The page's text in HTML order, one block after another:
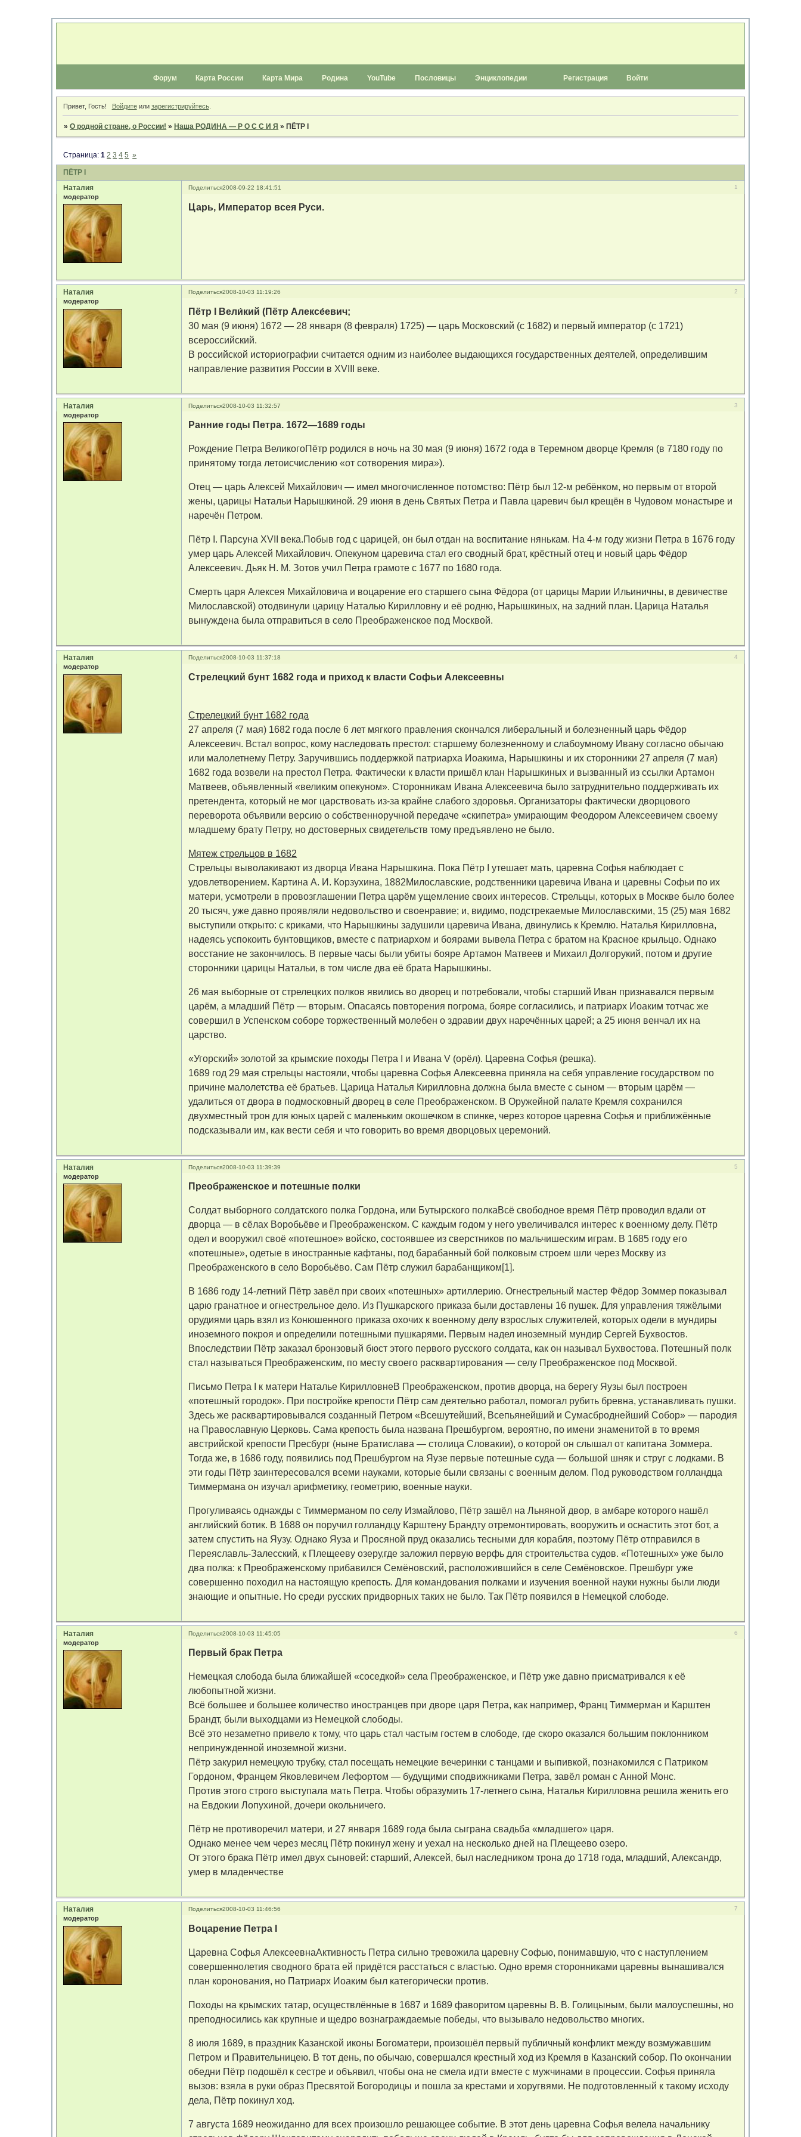
Форум Карта России Карта Мира Родина YouTube Пословицы Энциклопедии Регистрация Войти
Привет, Гость! Войдитеили зарегистрируйтесь.
»О родной стране, о России! »Наша РОДИНА — Р О С С И Я »ПЁТР I
ПЁТР I
Страница:1 2 3 4 5 »
Поделиться 1
2008-09-22 18:41:51
Наталия
модератор
Царь, Император всея Руси.
Поделиться 2
2008-10-03 11:19:26
Наталия
модератор
Пётр I Вели́кий (Пётр Алексе́евич;
30 мая (9 июня) 1672 — 28 января (8 февраля) 1725) — царь Московский (с 1682) и первый император (с 1721)
всероссийский.
В российской историографии считается одним из наиболее выдающихся государственных деятелей, определившим
направление развития России в XVIII веке.
Поделиться 3
2008-10-03 11:32:57
Наталия
модератор
Ранние годы Петра. 1672—1689 годы
Рождение Петра ВеликогоПётр родился в ночь на 30 мая (9 июня) 1672 года в Теремном дворце Кремля (в 7180 году по
принятому тогда летоисчислению «от сотворения мира»).
Отец — царь Алексей Михайлович — имел многочисленное потомство: Пётр был 12-м ребёнком, но первым от второй
жены, царицы Натальи Нарышкиной. 29 июня в день Святых Петра и Павла царевич был крещён в Чудовом монастыре и
наречён Петром.
Пётр I. Парсуна XVII века.Побыв год с царицей, он был отдан на воспитание нянькам. На 4-м году жизни Петра в 1676 году
умер царь Алексей Михайлович. Опекуном царевича стал его сводный брат, крёстный отец и новый царь Фёдор
Алексеевич. Дьяк Н. М. Зотов учил Петра грамоте с 1677 по 1680 года.
Смерть царя Алексея Михайловича и воцарение его старшего сына Фёдора (от царицы Марии Ильиничны, в девичестве
Милославской) отодвинули царицу Наталью Кирилловну и её родню, Нарышкиных, на задний план. Царица Наталья
вынуждена была отправиться в село Преображенское под Москвой.
Поделиться 4
2008-10-03 11:37:18
Наталия
модератор
Стрелецкий бунт 1682 года и приход к власти Софьи Алексеевны
Стрелецкий бунт 1682 года
27 апреля (7 мая) 1682 года после 6 лет мягкого правления скончался либеральный и болезненный царь Фёдор
Алексеевич. Встал вопрос, кому наследовать престол: старшему болезненному и слабоумному Ивану согласно обычаю
или малолетнему Петру. Заручившись поддержкой патриарха Иоакима, Нарышкины и их сторонники 27 апреля (7 мая)
1682 года возвели на престол Петра. Фактически к власти пришёл клан Нарышкиных и вызванный из ссылки Артамон
Матвеев, объявленный «великим опекуном». Сторонникам Ивана Алексеевича было затруднительно поддерживать их
претендента, который не мог царствовать из-за крайне слабого здоровья. Организаторы фактически дворцового
переворота объявили версию о собственноручной передаче «скипетра» умирающим Феодором Алексеевичем своему
младшему брату Петру, но достоверных свидетельств тому предъявлено не было.
Мятеж стрельцов в 1682
Стрельцы выволакивают из дворца Ивана Нарышкина. Пока Пётр I утешает мать, царевна Софья наблюдает с
удовлетворением. Картина А. И. Корзухина, 1882Милославские, родственники царевича Ивана и царевны Софьи по их
матери, усмотрели в провозглашении Петра царём ущемление своих интересов. Стрельцы, которых в Москве было более
20 тысяч, уже давно проявляли недовольство и своенравие; и, видимо, подстрекаемые Милославскими, 15 (25) мая 1682
выступили открыто: с криками, что Нарышкины задушили царевича Ивана, двинулись к Кремлю. Наталья Кирилловна,
надеясь успокоить бунтовщиков, вместе с патриархом и боярами вывела Петра с братом на Красное крыльцо. Однако
восстание не закончилось. В первые часы были убиты бояре Артамон Матвеев и Михаил Долгорукий, потом и другие
сторонники царицы Натальи, в том числе два её брата Нарышкины.
26 мая выборные от стрелецких полков явились во дворец и потребовали, чтобы старший Иван признавался первым
царём, а младший Пётр — вторым. Опасаясь повторения погрома, бояре согласились, и патриарх Иоаким тотчас же
совершил в Успенском соборе торжественный молебен о здравии двух наречённых царей; а 25 июня венчал их на
царство.
«Угорский» золотой за крымские походы Петра I и Ивана V (орёл). Царевна Софья (решка).
1689 год 29 мая стрельцы настояли, чтобы царевна Софья Алексеевна приняла на себя управление государством по
причине малолетства её братьев. Царица Наталья Кирилловна должна была вместе с сыном — вторым царём —
удалиться от двора в подмосковный дворец в селе Преображенском. В Оружейной палате Кремля сохранился
двухместный трон для юных царей с маленьким окошечком в спинке, через которое царевна Софья и приближённые
подсказывали им, как вести себя и что говорить во время дворцовых церемоний.
Поделиться 5
2008-10-03 11:39:39
Наталия
модератор
Преображенское и потешные полки
Солдат выборного солдатского полка Гордона, или Бутырского полкаВсё свободное время Пётр проводил вдали от
дворца — в сёлах Воробьёве и Преображенском. С каждым годом у него увеличивался интерес к военному делу. Пётр
одел и вооружил своё «потешное» войско, состоявшее из сверстников по мальчишеским играм. В 1685 году его
«потешные», одетые в иностранные кафтаны, под барабанный бой полковым строем шли через Москву из
Преображенского в село Воробьёво. Сам Пётр служил барабанщиком[1].
В 1686 году 14-летний Пётр завёл при своих «потешных» артиллерию. Огнестрельный мастер Фёдор Зоммер показывал
царю гранатное и огнестрельное дело. Из Пушкарского приказа были доставлены 16 пушек. Для управления тяжёлыми
орудиями царь взял из Конюшенного приказа охочих к военному делу взрослых служителей, которых одели в мундиры
иноземного покроя и определили потешными пушкарями. Первым надел иноземный мундир Сергей Бухвостов.
Впоследствии Пётр заказал бронзовый бюст этого первого русского солдата, как он называл Бухвостова. Потешный полк
стал называться Преображенским, по месту своего расквартирования — селу Преображенское под Москвой.
Письмо Петра I к матери Наталье КирилловнеВ Преображенском, против дворца, на берегу Яузы был построен
«потешный городок». При постройке крепости Пётр сам деятельно работал, помогал рубить бревна, устанавливать пушки.
Здесь же расквартировывался созданный Петром «Всешутейший, Всепьянейший и Сумасброднейший Собор» — пародия
на Православную Церковь. Сама крепость была названа Прешбургом, вероятно, по имени знаменитой в то время
австрийской крепости Преcбург (ныне Братислава — столица Словакии), о которой он слышал от капитана Зоммера.
Тогда же, в 1686 году, появились под Прешбургом на Яузе первые потешные суда — большой шняк и струг с лодками. В
эти годы Пётр заинтересовался всеми науками, которые были связаны с военным делом. Под руководством голландца
Тиммермана он изучал арифметику, геометрию, военные науки.
Прогуливаясь однажды с Тиммерманом по селу Измайлово, Пётр зашёл на Льняной двор, в амбаре которого нашёл
английский ботик. В 1688 он поручил голландцу Карштену Брандту отремонтировать, вооружить и оснастить этот бот, а
затем спустить на Яузу. Однако Яуза и Просяной пруд оказались тесными для корабля, поэтому Пётр отправился в
Переяславль-Залесский, к Плещееву озеру,где заложил первую верфь для строительства судов. «Потешных» уже было
два полка: к Преображенскому прибавился Семёновский, расположившийся в селе Семёновское. Прешбург уже
совершенно походил на настоящую крепость. Для командования полками и изучения военной науки нужны были люди
знающие и опытные. Но среди русских придворных таких не было. Так Пётр появился в Немецкой слободе.
Поделиться 6
2008-10-03 11:45:05
Наталия
модератор
Первый брак Петра
Немецкая слобода была ближайшей «соседкой» села Преображенское, и Пётр уже давно присматривался к её
любопытной жизни.
Всё большее и большее количество иностранцев при дворе царя Петра, как например, Франц Тиммерман и Карштен
Брандт, были выходцами из Немецкой слободы.
Всё это незаметно привело к тому, что царь стал частым гостем в слободе, где скоро оказался большим поклонником
непринужденной иноземной жизни.
Пётр закурил немецкую трубку, стал посещать немецкие вечеринки с танцами и выпивкой, познакомился с Патриком
Гордоном, Францем Яковлевичем Лефортом — будущими сподвижниками Петра, завёл роман с Анной Монс.
Против этого строго выступала мать Петра. Чтобы образумить 17-летнего сына, Наталья Кирилловна решила женить его
на Евдокии Лопухиной, дочери окольничего.
Пётр не противоречил матери, и 27 января 1689 года была сыграна свадьба «младшего» царя.
Однако менее чем через месяц Пётр покинул жену и уехал на несколько дней на Плещеево озеро.
От этого брака Пётр имел двух сыновей: старший, Алексей, был наследником трона до 1718 года, младший, Александр,
умер в младенчестве
Поделиться 7
2008-10-03 11:46:56
Наталия
модератор
Воцарение Петра I
Царевна Софья АлексеевнаАктивность Петра сильно тревожила царевну Софью, понимавшую, что с наступлением
совершеннолетия сводного брата ей придётся расстаться с властью. Одно время сторонниками царевны вынашивался
план коронования, но Патриарх Иоаким был категорически против.
Походы на крымских татар, осуществлённые в 1687 и 1689 фаворитом царевны В. В. Голицыным, были малоуспешны, но
преподносились как крупные и щедро вознаграждаемые победы, что вызывало недовольство многих.
8 июля 1689, в праздник Казанской иконы Богоматери, произошёл первый публичный конфликт между возмужавшим
Петром и Правительницею. В тот день, по обычаю, совершался крестный ход из Кремля в Казанский собор. По окончании
обедни Пётр подошёл к сестре и объявил, чтобы она не смела идти вместе с мужчинами в процессии. Софья приняла
вызов: взяла в руки образ Пресвятой Богородицы и пошла за крестами и хоругвями. Не подготовленный к такому исходу
дела, Пётр покинул ход.
7 августа 1689 неожиданно для всех произошло решающее событие. В этот день царевна Софья велела начальнику